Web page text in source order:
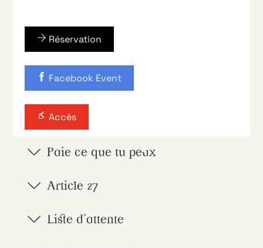
Réservation
Facebook Event
Accès
Paie ce que tu peux
Article 27
Liste d'attente